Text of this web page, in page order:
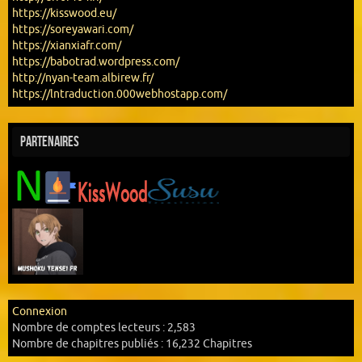
https://kisswood.eu/
https://soreyawari.com/
https://xianxiafr.com/
https://babotrad.wordpress.com/
http://nyan-team.albirew.fr/
https://lntraduction.000webhostapp.com/
Partenaires
Connexion
Nombre de comptes lecteurs : 2,583
Nombre de chapitres publiés : 16,232 Chapitres